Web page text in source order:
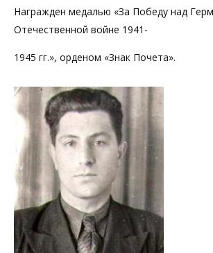
Награжден медалью «За Победу над
Отечественной войне 1941-
1945 гг.», орденом «Знак Почета».